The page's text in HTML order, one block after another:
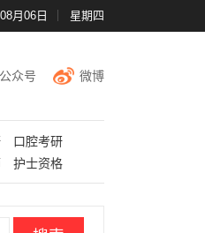
月06日 星期四
公众号 微博
口腔考研
护士资格